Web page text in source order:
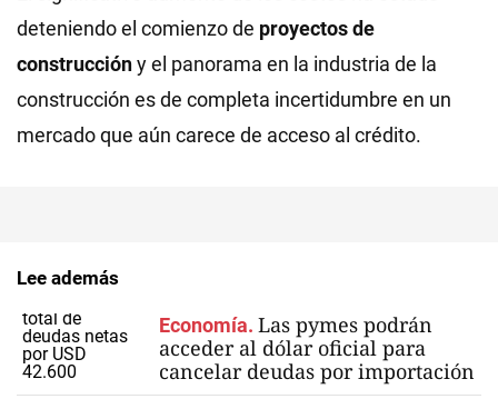
deteniendo el comienzo de proyectos de
construccióny el panorama en la industria de la
construcción es de completa incertidumbre en un
mercado que aún carece de acceso al crédito.
Lee además
Economía. Las pymes podrán
acceder al dólar oficial para
cancelar deudas por importación